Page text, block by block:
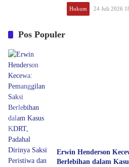
Hukum 24 Juli 2026
Pos Populer
Erwin Henderson
Berlebihan dalam